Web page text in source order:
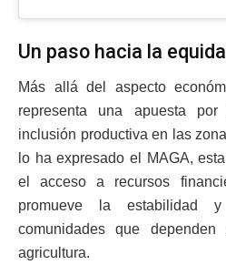
Un paso hacia la
Más allá del aspecto
representa una apuesta
inclusión productiva en las
lo ha expresado el MAGA,
el acceso a recursos
promueve la estabilidad
comunidades que
agricultura.